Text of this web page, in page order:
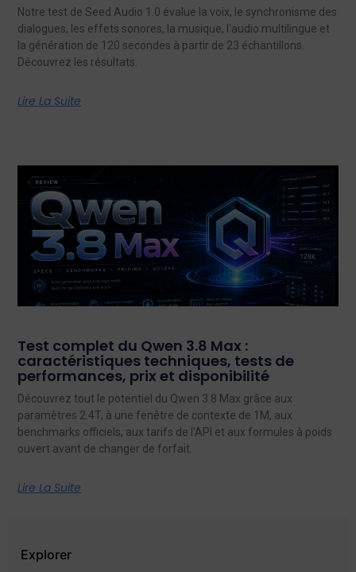
Notre test de Seed Audio 1.0 évalue la voix, le synchronisme des
dialogues, les effets sonores, la musique, l'audio multilingue et
la génération de 120 secondes à partir de 23 échantillons.
Découvrez les résultats.
Lire La Suite
Test complet du Qwen 3.8 Max :
caractéristiques techniques, tests de
performances, prix et disponibilité
Découvrez tout le potentiel du Qwen 3.8 Max grâce aux
paramètres 2.4T, à une fenêtre de contexte de 1M, aux
benchmarks officiels, aux tarifs de l'API et aux formules à poids
ouvert avant de changer de forfait.
Lire La Suite
Explorer